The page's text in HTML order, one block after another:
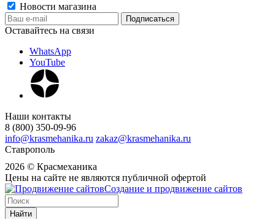
Новости магазина
Оставайтесь на связи
WhatsApp
YouTube
Наши контакты
8 (800) 350-09-96
info@krasmehanika.ru zakaz@krasmehanika.ru
Ставрополь
2026 © Красмеханика
Цены на сайте не являются публичной офертой
Создание и продвижение сайтов
Найти